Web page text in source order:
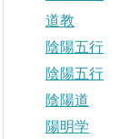
道教
陰陽五行
陰陽五行
陰陽道
陽明学